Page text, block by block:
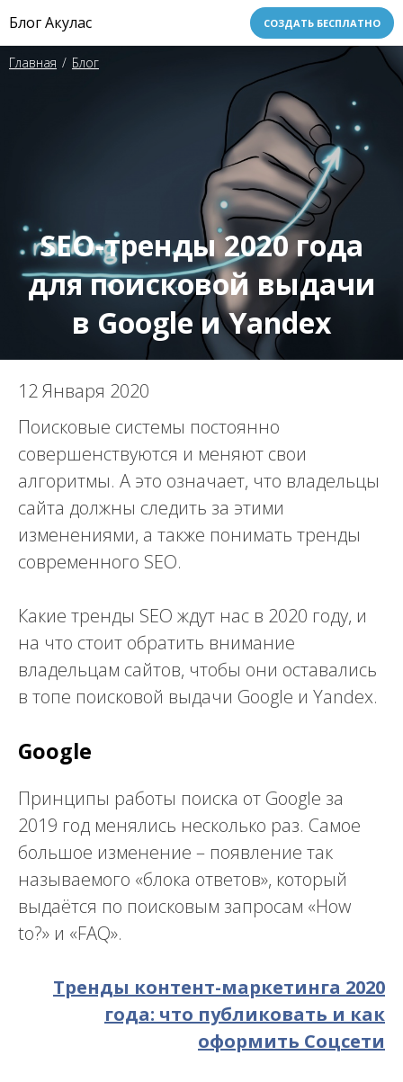
Блог Акулас СОЗДАТЬ БЕСПЛАТНО
Главная / Блог
SEO-тренды 2020 года
для поисковой выдачи
в Google и Yandex
12 Января 2020
Поисковые системы постоянно
совершенствуются и меняют свои
алгоритмы. А это означает, что владельцы
сайта должны следить за этими
изменениями, а также понимать тренды
современного SEO.
Какие тренды SEO ждут нас в 2020 году, и
на что стоит обратить внимание
владельцам сайтов, чтобы они оставались
в топе поисковой выдачи Google и Yandex.
Google
Принципы работы поиска от Google за
2019 год менялись несколько раз. Самое
большое изменение – появление так
называемого «блока ответов», который
выдаётся по поисковым запросам «How
to?» и «FAQ».
Тренды контент-маркетинга 2020
года: что публиковать и как
оформить Соцсети